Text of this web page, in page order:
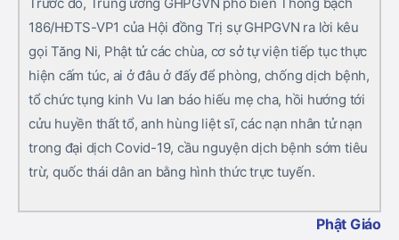
186/HĐTS-VP1 của Hội đồng Trị sự GHPGVN ra lời kêu
gọi Tăng Ni, Phật tử các chùa, cơ sở tự viện tiếp tục thực
hiện cấm túc, ai ở đâu ở đấy để phòng, chống dịch bệnh,
tổ chức tụng kinh Vu lan báo hiếu mẹ cha, hồi hướng tới
cửu huyền thất tổ, anh hùng liệt sĩ, các nạn nhân tử nạn
trong đại dịch Covid-19, cầu nguyện dịch bệnh sớm tiêu
trừ, quốc thái dân an bằng hình thức trực tuyến.
Phật Giáo